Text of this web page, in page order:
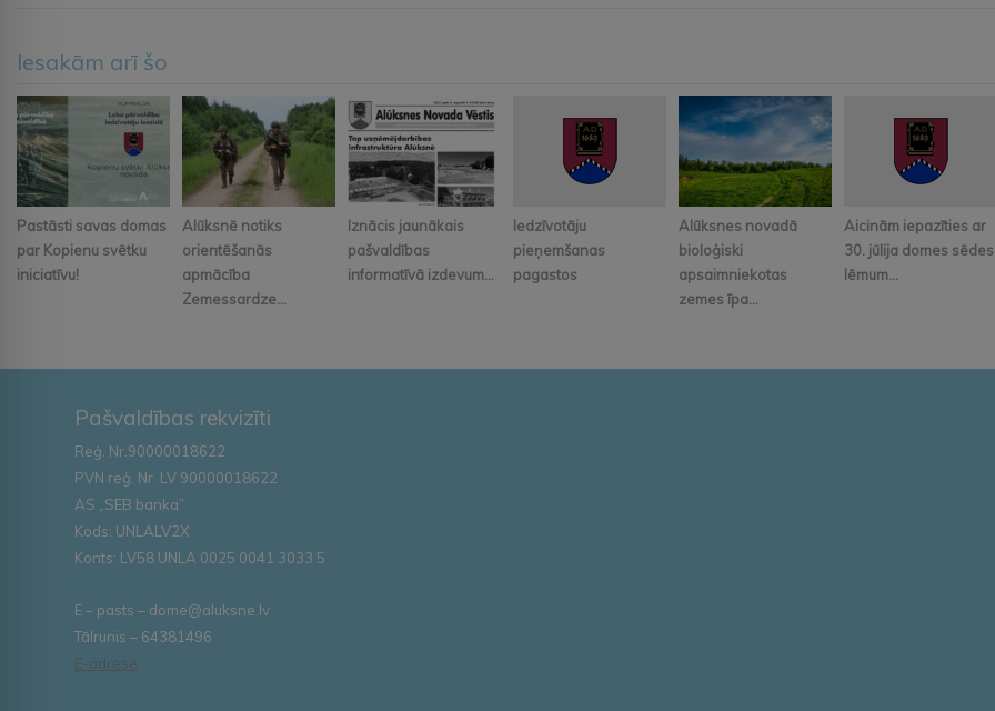
Iesakām arī šo
Pastāsti savas domas
par Kopienu svētku
iniciatīvu!
Alūksnē notiks
orientēšanās
apmācība
Zemessardze...
Iznācis jaunākais
pašvaldības
informatīvā izdevum...
Iedzīvotāju
pieņemšanas
pagastos
Alūksnes novadā
bioloģiski
apsaimniekotas
zemes īpa...
Aicinām iepazīties ar
30. jūlija domes sēdes
lēmum...
Pašvaldības rekvizīti
Reģ. Nr.90000018622
PVN reģ. Nr. LV 90000018622
AS „SEB banka”
Kods: UNLALV2X
Konts: LV58 UNLA 0025 0041 3033 5
E – pasts – dome@aluksne.lv
Tālrunis – 64381496
E-adrese